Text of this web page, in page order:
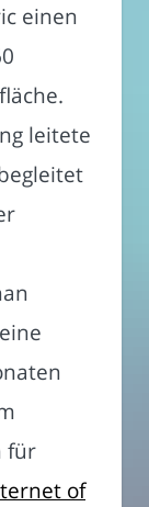
einen
leitete
für
of